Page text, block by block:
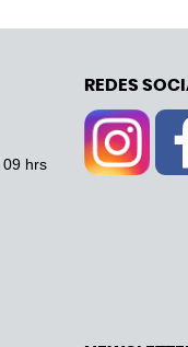
09 hrs
REDES